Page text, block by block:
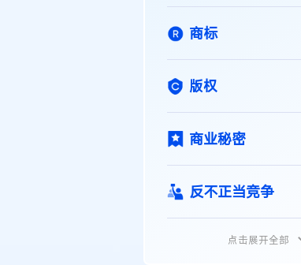
商标
版权
商业秘密
反不正当竞争
植物新品种点击展开全部